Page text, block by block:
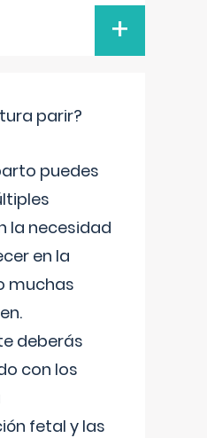
+
parir?
puedes
la necesidad
en la
muchas
deberás
con los
fetal y las